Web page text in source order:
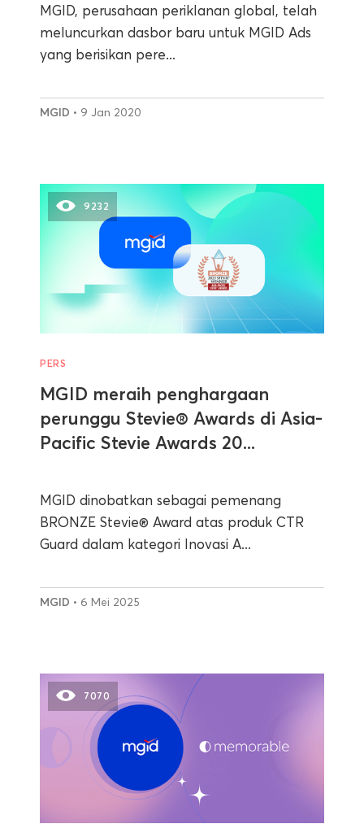
MGID, perusahaan periklanan global, telah
meluncurkan dasbor baru untuk MGID Ads
yang berisikan pere...
MGID • 9 Jan 2020
9232
PERS
MGID meraih penghargaan
perunggu Stevie® Awards di Asia-
Pacific Stevie Awards 20...
MGID dinobatkan sebagai pemenang
BRONZE Stevie® Award atas produk CTR
Guard dalam kategori Inovasi A...
MGID • 6 Mei 2025
7070